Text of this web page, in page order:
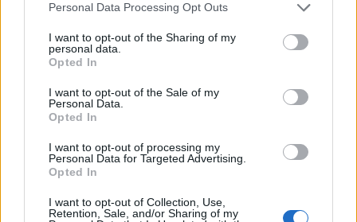
Personal Data Processing Opt Outs
I want to opt-out of the Sharing of my
personal data.
Opted In
I want to opt-out of the Sale of my
Personal Data.
Opted In
I want to opt-out of processing my
Personal Data for Targeted Advertising.
Opted In
I want to opt-out of Collection, Use,
Retention, Sale, and/or Sharing of my
συμπεριλαμβανομένων των υποδομών παραγωγής
αγωγού μεταφοράς του μέσω ιδιόκτητων βυτιοφόρων
υδρογόνου που λειτουργεί η Coral Gas, και την ανάπτυξη
ξεκινώντας από την κατασκευή και λειτουργία του πρώτου
εμπορικού πρατηρίου Υδρογόνου στη χώρα από την
ανάπτυξης της Κοιλάδας Υδρογόνου με γεωγραφική
αναφορά το Διυλιστήριο της Motor Oil συνεργαζόμαστε
με δημόσιους και ιδιωτικούς φορείς προκειμένου να
γίνουν οι πρώτες πιλοτικές εφαρμογές στις οδικές και
θαλάσσιες μεταφορές, την παραγωγή ενέργειας και τη